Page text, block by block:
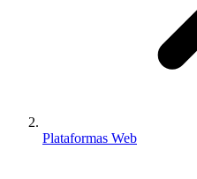
Plataformas Web